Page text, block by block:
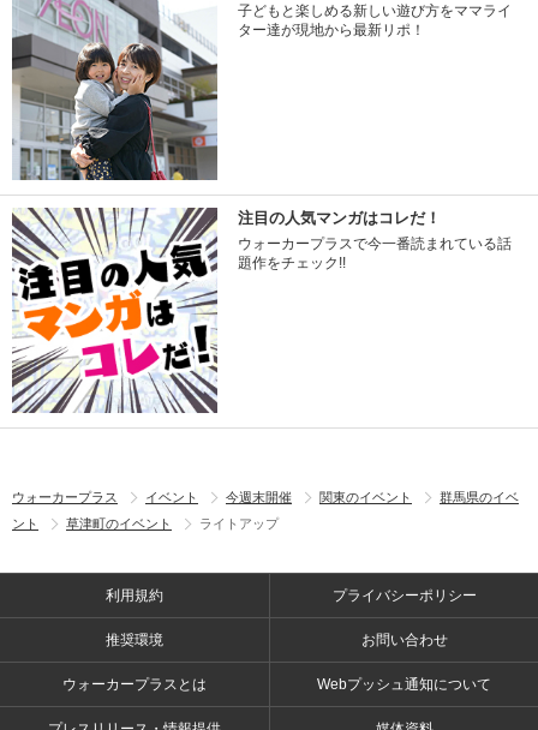
子どもと楽しめる新しい遊び方をママライ
ター達が現地から最新リポ！
注目の人気マンガはコレだ！
ウォーカープラスで今一番読まれている話
題作をチェック!!
ウォーカープラス イベント 今週末開催 関東のイベント
群馬県のイベ
ント
草津町のイベント ライトアップ
利用規約 プライバシーポリシー
推奨環境 お問い合わせ
ウォーカープラスとは Webプッシュ通知について